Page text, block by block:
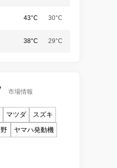
43°C 30°C
38°C 29°C
市場情報
マツダ
スズキ
野 ヤマハ発動機